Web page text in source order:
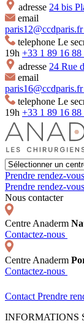
adresse 24 bis
email
paris12@ccdparis.fr
telephone Le
19h +33 1 89 16 88
adresse 24 Rue
email
paris16@ccdparis.fr
telephone Le
19h +33 1 89 16 88
Prendre rendez-vous
Prendre rendez-vous
Nous contacter
Centre Anaderm
Contactez-nous
Centre Anaderm
Contactez-nous
Contact Prendre
INFORMATIONS